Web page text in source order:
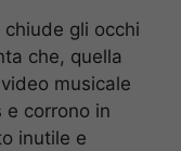
gli occhi
che, quella
musicale
e corrono in
inutile e